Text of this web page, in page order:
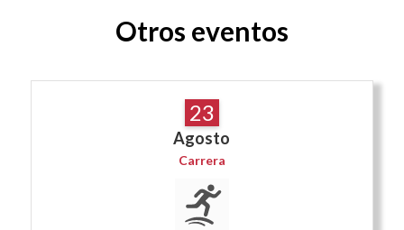
Otros eventos
23
Agosto
Carrera